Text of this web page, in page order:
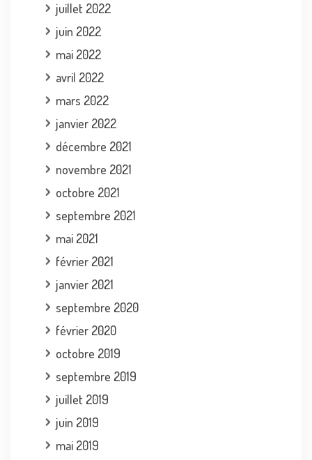
juillet 2022
juin 2022
mai 2022
avril 2022
mars 2022
janvier 2022
décembre 2021
novembre 2021
octobre 2021
septembre 2021
mai 2021
février 2021
janvier 2021
septembre 2020
février 2020
octobre 2019
septembre 2019
juillet 2019
juin 2019
mai 2019